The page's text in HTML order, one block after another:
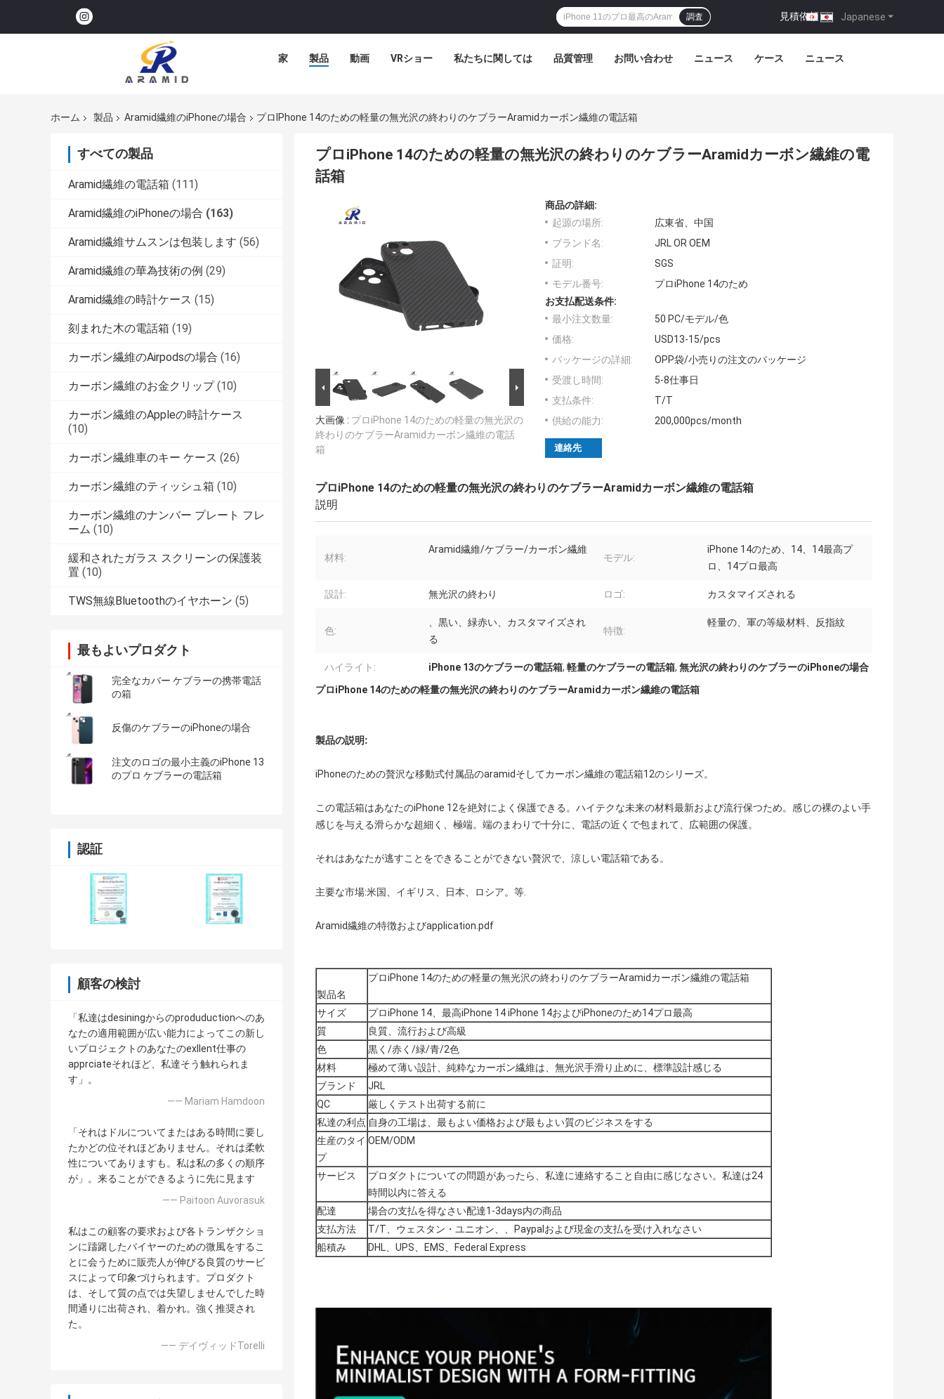
Japanese
見積依頼 |
調査
家 製品 動画 VRショー 私たちに関しては 品質管理 お問い合わせ ニュース ケース ニュース
ホーム 製品 Aramid繊維のiPhoneの場合 プロiPhone 14のための軽量の無光沢の終わりのケブラーAramidカーボン繊維の電話箱
すべての製品
Aramid繊維の電話箱 (111)
Aramid繊維のiPhoneの場合 (163)
Aramid繊維サムスンは包装します (56)
Aramid繊維の華為技術の例 (29)
Aramid繊維の時計ケース (15)
刻まれた木の電話箱 (19)
カーボン繊維のAirpodsの場合 (16)
カーボン繊維のお金クリップ (10)
カーボン繊維のAppleの時計ケース
(10)
カーボン繊維車のキー ケース (26)
カーボン繊維のティッシュ箱 (10)
カーボン繊維のナンバー プレート フレ
ーム (10)
緩和されたガラス スクリーンの保護装
置 (10)
TWS無線Bluetoothのイヤホーン (5)
最もよいプロダクト
完全なカバー ケブラーの携帯電話
の箱
反傷のケブラーのiPhoneの場合
注文のロゴの最小主義のiPhone 13
のプロ ケブラーの電話箱
認証
顧客の検討
「私達はdesiningからのproduductionへのあ
なたの適用範囲が広い能力によってこの新し
いプロジェクトのあなたのexllent仕事の
apprciateそれほど、私達そう触れられま
す」。
—— Mariam Hamdoon
「それはドルについてまたはある時間に要し
たかどの位それほどありません。それは柔軟
性についてありますも。私は私の多くの順序
が」。来ることができるように先に見ます
—— Paitoon Auvorasuk
私はこの顧客の要求および各トランザクショ
ンに躊躇したバイヤーのための微風をするこ
とに会うために販売人が伸びる良質のサービ
スによって印象づけられます。プロダクト
は、そして質の点では失望しませんでした時
間通りに出荷され、着かれ。強く推奨され
た。
—— デイヴィッドTorelli
プロiPhone 14のための軽量の無光沢の終わりのケブラーAramidカーボン繊維の電
話箱
大画像 : プロiPhone 14のための軽量の無光沢の
終わりのケブラーAramidカーボン繊維の電話
箱
商品の詳細:
起源の場所:
広東省、中国
ブランド名:
JRL OR OEM
証明:
SGS
モデル番号:
プロiPhone 14のため
お支払配送条件:
最小注文数量:
50 PC/モデル/色
価格:
USD13-15/pcs
パッケージの詳細:
OPP袋/小売りの注文のパッケージ
受渡し時間:
5-8仕事日
支払条件:
T/T
供給の能力:
200,000pcs/month
連絡先
プロiPhone 14のための軽量の無光沢の終わりのケブラーAramidカーボン繊維の電話箱
説明
材料:
Aramid繊維/ケブラー/カーボン繊維
モデル:
iPhone 14のため、14、14最高プ
ロ、14プロ最高
設計: 無光沢の終わり ロゴ: カスタマイズされる
色:
、黒い、緑赤い、カスタマイズされ
る
特徴:
軽量の、軍の等級材料、反指紋
ハイライト: iPhone 13のケブラーの電話箱, 軽量のケブラーの電話箱, 無光沢の終わりのケブラーのiPhoneの場合
プロiPhone 14のための軽量の無光沢の終わりのケブラーAramidカーボン繊維の電話箱
製品の説明:
iPhoneのための贅沢な移動式付属品のaramidそしてカーボン繊維の電話箱12のシリーズ。
この電話箱はあなたのiPhone 12を絶対によく保護できる。ハイテクな未来の材料最新および流行保つため。感じの裸のよい手
感じを与える滑らかな超細く、極端。端のまわりで十分に、電話の近くで包まれて、広範囲の保護。
それはあなたが逃すことをできることができない贅沢で、涼しい電話箱である。
主要な市場:米国、イギリス、日本、ロシア。等.
Aramid繊維の特徴およびapplication.pdf
製品名
プロiPhone 14のための軽量の無光沢の終わりのケブラーAramidカーボン繊維の電話箱
サイズ
プロiPhone 14、最高iPhone 14 iPhone 14およびiPhoneのため14プロ最高
質
良質、流行および高級
色
黒く/赤く/緑/青/2色
材料
極めて薄い設計、純粋なカーボン繊維は、無光沢手滑り止めに、標準設計感じる
ブランド
JRL
QC
厳しくテスト出荷する前に
私達の利点 自身の工場は、最もよい価格および最もよい質のビジネスをする
生産のタイ
プ
OEM/ODM
サービス
プロダクトについての問題があったら、私達に連絡すること自由に感じなさい。私達は24
時間以内に答える
配達
場合の支払を得なさい配達1-3days内の商品
支払方法
T/T、ウェスタン・ユニオン、、Paypalおよび現金の支払を受け入れなさい
船積み
DHL、UPS、EMS、Federal Express